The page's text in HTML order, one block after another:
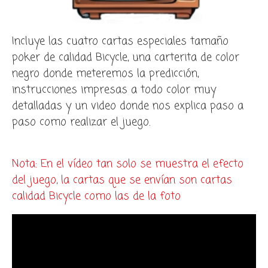
Incluye las cuatro cartas especiales tamaño
poker de calidad Bicycle, una carterita de color
negro donde meteremos la predicción,
instrucciones impresas a todo color muy
detalladas y un video donde nos explica paso a
paso como realizar el juego.
Nota: En el vídeo tan solo se muestra el efecto
del juego, la cartas que se envían son cartas
calidad Bicycle como las de la foto